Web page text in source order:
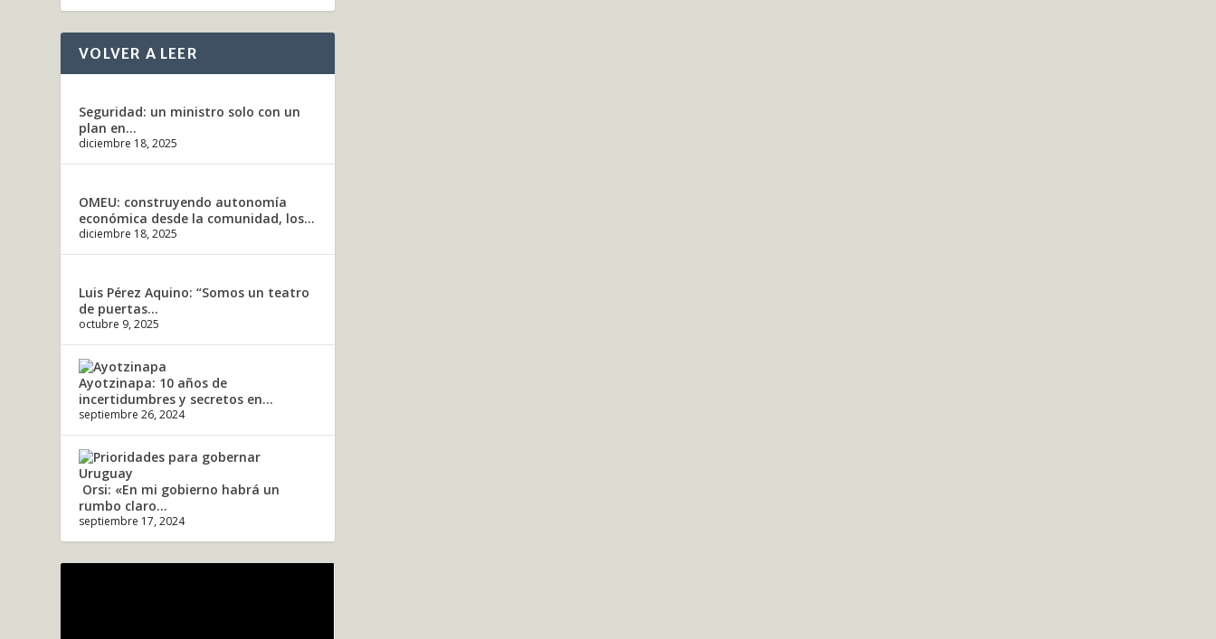
VOLVER A LEER
Seguridad: un ministro solo con un
plan en...
diciembre 18, 2025
OMEU: construyendo autonomía
económica desde la comunidad, los...
diciembre 18, 2025
Luis Pérez Aquino: “Somos un teatro
de puertas...
octubre 9, 2025
Ayotzinapa: 10 años de
incertidumbres y secretos en...
septiembre 26, 2024
Orsi: «En mi gobierno habrá un
rumbo claro...
septiembre 17, 2024